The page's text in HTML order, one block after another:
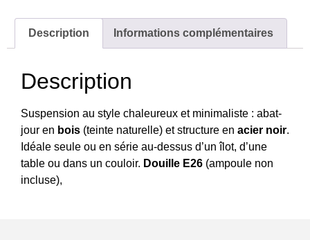
Description Informations complémentaires
Description
Suspension au style chaleureux et minimaliste : abat-
jour en bois (teinte naturelle) et structure en acier noir.
Idéale seule ou en série au-dessus d’un îlot, d’une
table ou dans un couloir. Douille E26 (ampoule non
incluse),